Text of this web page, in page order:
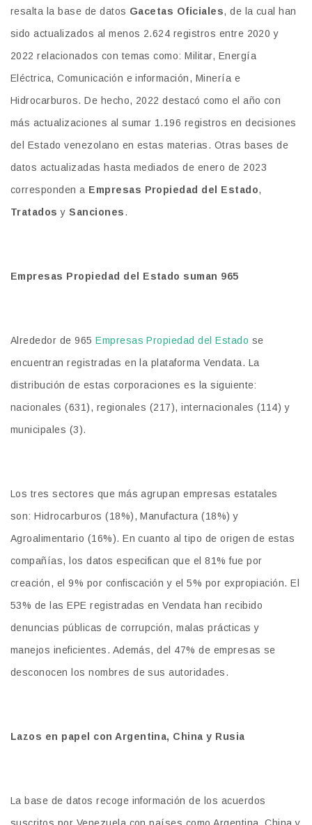
resalta la base de datos Gacetas Oficiales, de la cual han
sido actualizados al menos 2.624 registros entre 2020 y
2022 relacionados con temas como: Militar, Energía
Eléctrica, Comunicación e información, Minería e
Hidrocarburos. De hecho, 2022 destacó como el año con
más actualizaciones al sumar 1.196 registros en decisiones
del Estado venezolano en estas materias. Otras bases de
datos actualizadas hasta mediados de enero de 2023
corresponden a Empresas Propiedad del Estado,
Tratados ySanciones.
Empresas Propiedad del Estado suman 965
Alrededor de 965Empresas Propiedad del Estado se
encuentran registradas en la plataforma Vendata. La
distribución de estas corporaciones es la siguiente:
nacionales (631), regionales (217), internacionales (114) y
municipales (3).
Los tres sectores que más agrupan empresas estatales
son: Hidrocarburos (18%), Manufactura (18%) y
Agroalimentario (16%). En cuanto al tipo de origen de estas
compañías, los datos especifican que el 81% fue por
creación, el 9% por confiscación y el 5% por expropiación. El
53% de las EPE registradas en Vendata han recibido
denuncias públicas de corrupción, malas prácticas y
manejos ineficientes. Además, del 47% de empresas se
desconocen los nombres de sus autoridades.
Lazos en papel con Argentina, China y Rusia
La base de datos recoge información de los acuerdos
suscritos por Venezuela con países como Argentina, China y